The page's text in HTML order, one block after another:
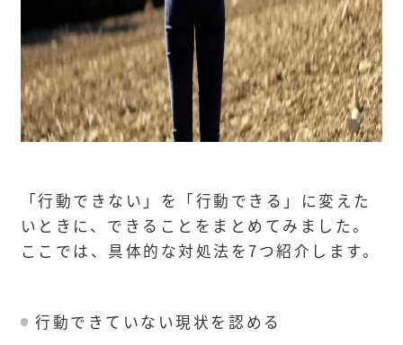
「行動できない」を「行動できる」に変えた
いときに、できることをまとめてみました。
ここでは、具体的な対処法を7つ紹介します。
行動できていない現状を認める